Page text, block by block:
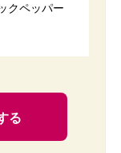
クペッパー
る